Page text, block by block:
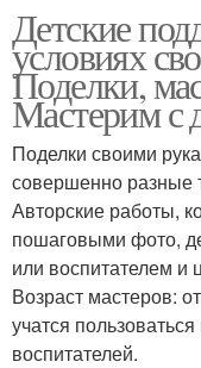
Детские
условиях
Поделки,
Мастерим с
Поделки своими
совершенно разные
Авторские работы,
пошаговыми фото,
или воспитателем и
Возраст мастеров:
учатся
воспитателей.